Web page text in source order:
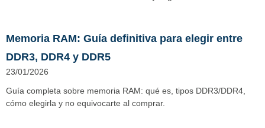
Memoria RAM: Guía definitiva para elegir entre
DDR3, DDR4 y DDR5
23/01/2026
Guía completa sobre memoria RAM: qué es, tipos DDR3/DDR4,
cómo elegirla y no equivocarte al comprar.